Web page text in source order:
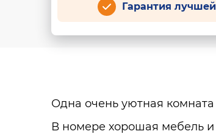
Гарантия
Одна очень уютная комната
В номере хорошая мебель